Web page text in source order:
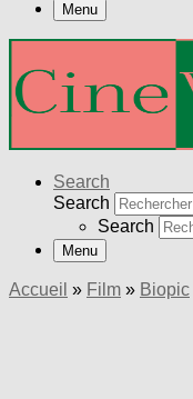
Menu
Search
Search
Search
Menu
Accueil » Film » Biopic